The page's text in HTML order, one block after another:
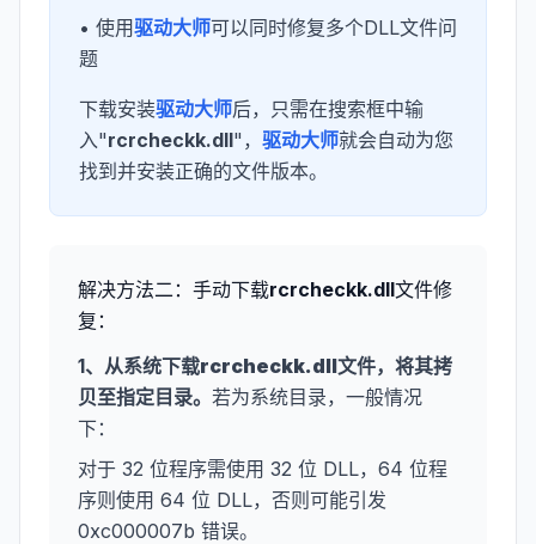
• 使用驱动大师可以同时修复多个DLL文件问
题
下载安装驱动大师后，只需在搜索框中输
入"rcrcheckk.dll"， 驱动大师就会自动为您
找到并安装正确的文件版本。
解决方法二：手动下载rcrcheckk.dll文件修
复：
1、从系统下载rcrcheckk.dll文件，将其拷
贝至指定目录。 若为系统目录，一般情况
下：
对于 32 位程序需使用 32 位 DLL，64 位程
序则使用 64 位 DLL，否则可能引发
0xc000007b 错误。